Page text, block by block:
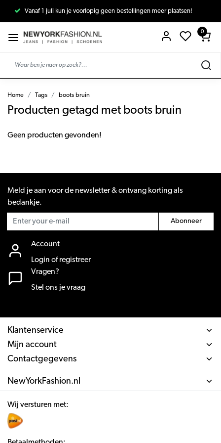
Vanaf 1 juli kun je voorlopig geen bestellingen meer plaatsen!
0
Home Tags boots bruin
Producten getagd met boots bruin
Geen producten gevonden!
Meld je aan voor de newsletter & ontvang korting als
bedankje.
Abonneer
Account
Login of registreer
Vragen?
Stel ons je vraag
Klantenservice
Mijn account
Contactgegevens
NewYorkFashion.nl
Wij versturen met: